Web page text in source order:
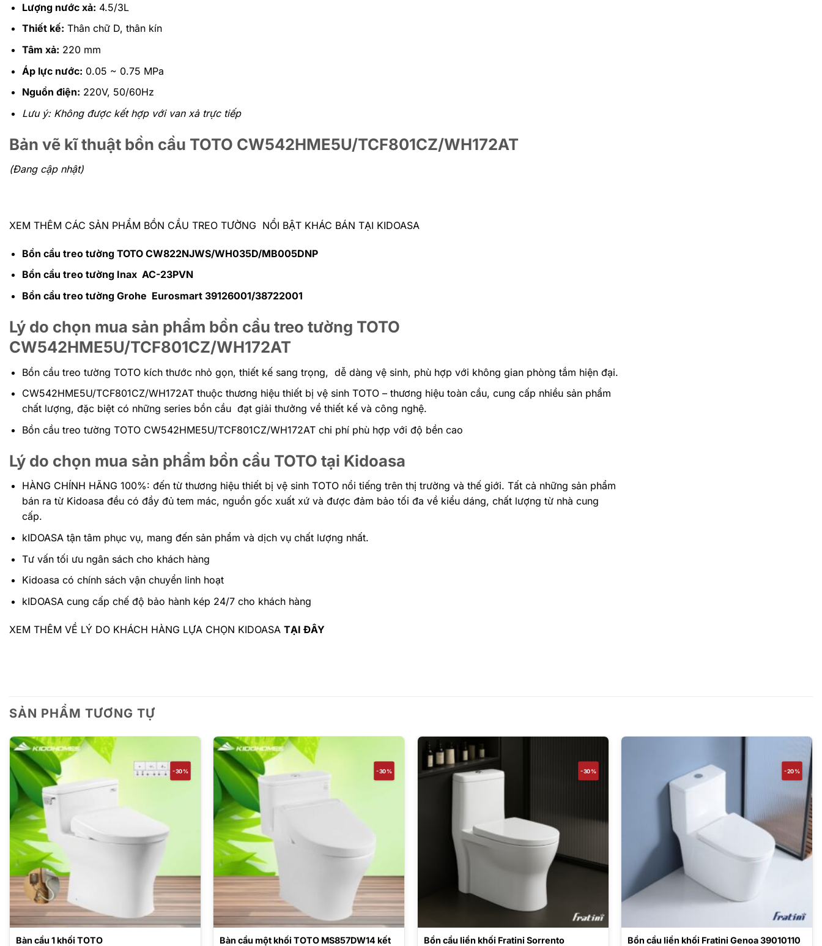
Lượng nước xả: 4.5/3L
Thiết kế: Thân chữ D, thân kín
Tâm xả: 220 mm
Áp lực nước: 0.05 ~ 0.75 MPa
Nguồn điện: 220V, 50/60Hz
Lưu ý: Không được kết hợp với van xả trực tiếp
Bản vẽ kĩ thuật bồn cầu TOTO CW542HME5U/TCF801CZ/WH172AT
(Đang cập nhật)
XEM THÊM CÁC SẢN PHẨM BỒN CẦU TREO TƯỜNG NỔI BẬT KHÁC BÁN TẠI KIDOASA
Bồn cầu treo tường TOTO CW822NJWS/WH035D/MB005DNP
Bồn cầu treo tường Inax AC-23PVN
Bồn cầu treo tường Grohe Eurosmart 39126001/38722001
Lý do chọn mua sản phẩm bồn cầu treo tường TOTO
CW542HME5U/TCF801CZ/WH172AT
Bồn cầu treo tường TOTO kích thước nhỏ gọn, thiết kế sang trọng, dễ dàng vệ sinh, phù hợp với không gian phòng tắm hiện đại.
CW542HME5U/TCF801CZ/WH172AT thuộc thương hiệu thiết bị vệ sinh TOTO – thương hiệu toàn cầu, cung cấp nhiều sản phẩm
chất lượng, đặc biệt có những series bồn cầu đạt giải thưởng về thiết kế và công nghệ.
Bồn cầu treo tường TOTO CW542HME5U/TCF801CZ/WH172AT chi phí phù hợp với độ bền cao
Lý do chọn mua sản phẩm bồn cầu TOTO tại Kidoasa
HÀNG CHÍNH HÃNG 100%: đến từ thương hiệu thiết bị vệ sinh TOTO nổi tiếng trên thị trường và thế giới. Tất cả những sản phẩm
bán ra từ Kidoasa đều có đầy đủ tem mác, nguồn gốc xuất xứ và được đảm bảo tối đa về kiểu dáng, chất lượng từ nhà cung
cấp.
kIDOASA tận tâm phục vụ, mang đến sản phẩm và dịch vụ chất lượng nhất.
Tư vấn tối ưu ngân sách cho khách hàng
Kidoasa có chính sách vận chuyển linh hoạt
kIDOASA cung cấp chế độ bảo hành kép 24/7 cho khách hàng
XEM THÊM VỀ LÝ DO KHÁCH HÀNG LỰA CHỌN KIDOASA TẠI ĐÂY
SẢN PHẨM TƯƠNG TỰ
-30%
Bàn cầu 1 khối TOTO
-30%
Bàn cầu một khối TOTO MS857DW14 kết
-30%
Bồn cầu liền khối Fratini Sorrento
-20%
Bồn cầu liền khối Fratini Genoa 39010110